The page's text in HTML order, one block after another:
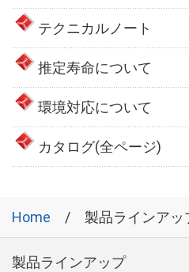
テクニカルノート
推定寿命について
環境対応について
カタログ(全ページ)
Home 製品ラインアッ
製品ラインアップ